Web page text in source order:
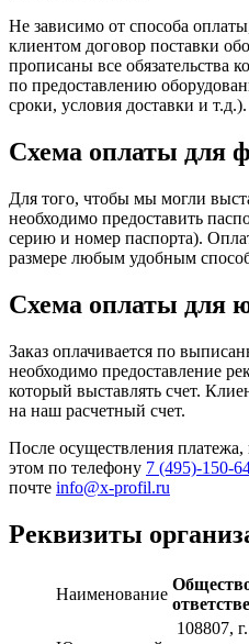
Не зависимо от способа
клиентом договор поставки
прописаны все
по предоставлению
сроки, условия доставки и т.д.).
Схема оплаты для
Для того, чтобы мы могли
необходимо предоставить
серию и номер паспорта).
размере любым удобным
Схема оплаты для
Заказ оплачивается по
необходимо предоставление
который выставлять счет.
на наш расчетный счет.
После осуществления
этом по телефону 7 (495)-150-
почте info@x-profil.ru
Реквизиты
Наименование
108807,